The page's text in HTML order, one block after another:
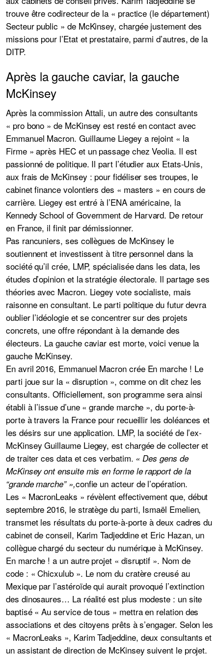
trouve être codirecteur de la « practice (le département)
Secteur public » de McKinsey, chargée justement des
missions pour l’Etat et prestataire, parmi d’autres, de la
DITP.
Après la gauche caviar, la gauche
McKinsey
Après la commission Attali, un autre des consultants
« pro bono » de McKinsey est resté en contact avec
Emmanuel Macron. Guillaume Liegey a rejoint « la
Firme » après HEC et un passage chez Veolia. Il est
passionné de politique. Il part l’étudier aux Etats-Unis,
aux frais de McKinsey : pour fidéliser ses troupes, le
cabinet finance volontiers des « masters » en cours de
carrière. Liegey est entré à l’ENA américaine, la
Kennedy School of Government de Harvard. De retour
en France, il finit par démissionner.
Pas rancuniers, ses collègues de McKinsey le
soutiennent et investissent à titre personnel dans la
société qu’il crée, LMP, spécialisée dans les data, les
études d’opinion et la stratégie électorale. Il partage ses
théories avec Macron. Liegey vote socialiste, mais
raisonne en consultant. Le parti politique du futur devra
oublier l’idéologie et se concentrer sur des projets
concrets, une offre répondant à la demande des
électeurs. Lagauche caviarest morte, voici venue la
gauche McKinsey.
En avril 2016, Emmanuel Macron crée En marche ! Le
parti joue sur la « disruption », comme on dit chez les
consultants. Officiellement, son programme sera ainsi
établi à l’issue d’une « grande marche », du porte-à-
porte à travers la France pour recueillir les doléances et
les désirs sur une application. LMP, la société de l’ex-
McKinsey Guillaume Liegey, est chargée de collecter et
de traiter ces data et ces verbatim. « Des gens de
McKinsey ont ensuite mis en forme le rapport de la
“grande marche” »,confie un acteur de l’opération.
Les « MacronLeaks » révèlent effectivement que, début
septembre 2016, le stratège du parti, Ismaël Emelien,
transmet les résultats du porte-à-porte à deux cadres du
cabinet de conseil, Karim Tadjeddine et Eric Hazan, un
collègue chargé du secteur du numérique à McKinsey.
En marche ! a un autre projet « disruptif ». Nom de
code : « Chicxulub ». Le nom du cratère creusé au
Mexique par l’astéroïde qui aurait provoqué l’extinction
des dinosaures… La réalité est plus modeste : un site
baptisé « Au service de tous » mettra en relation des
associations et des citoyens prêts à s’engager. Selon les
« MacronLeaks », Karim Tadjeddine, deux consultants et
un assistant de direction de McKinsey suivent le projet.